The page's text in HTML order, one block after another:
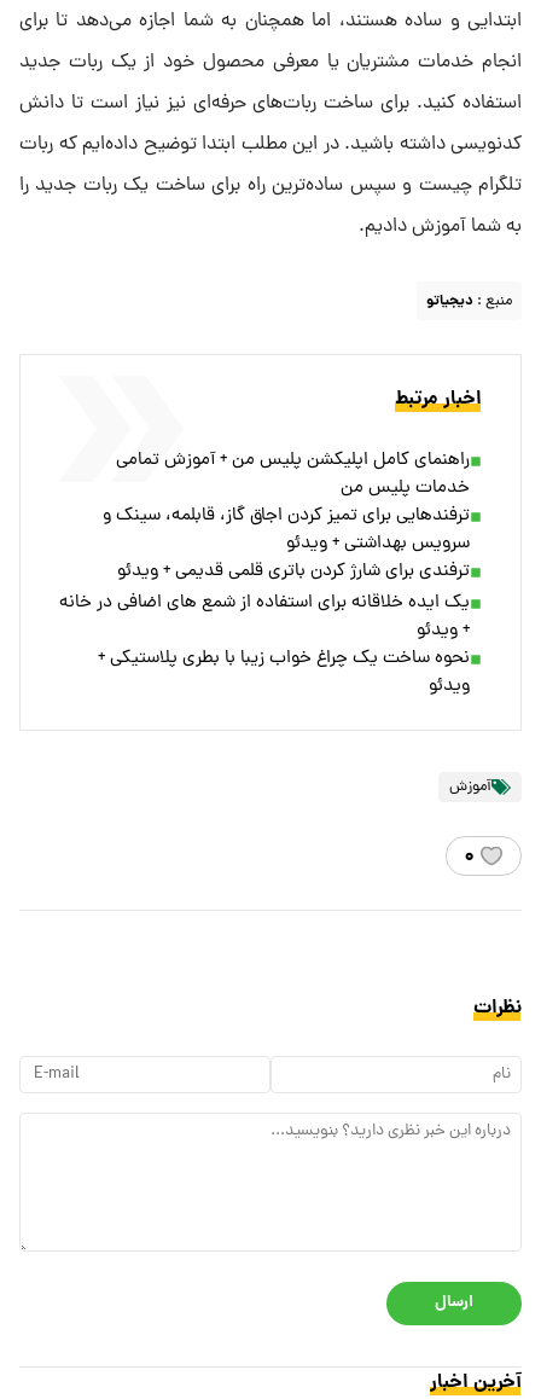
ابتدایی و ساده هستند، اما همچنان به شما اجازه می‌دهد تا برای
انجام خدمات مشتریان یا معرفی محصول خود از یک ربات جدید
استفاده کنید. برای ساخت ربات‌های حرفه‌ای نیز نیاز است تا دانش
کدنویسی داشته باشید. در این مطلب ابتدا توضیح داده‌ایم که ربات
تلگرام چیست و سپس ساده‌ترین راه برای ساخت یک ربات جدید را
به شما آموزش دادیم.
منبع : دیجیاتو
اخبار مرتبط
راهنمای کامل اپلیکشن پلیس من + آموزش تمامی
خدمات پلیس من
ترفندهایی برای تمیز کردن اجاق گاز، قابلمه، سینک و
سرویس بهداشتی + ویدئو
ترفندی برای شارژ کردن باتری قلمی قدیمی + ویدئو
یک ایده خلاقانه برای استفاده از شمع های اضافی در خانه
+ ویدئو
نحوه ساخت یک چراغ خواب زیبا با بطری پلاستیکی +
ویدئو
آموزش
۰
نظرات
ارسال
آخرین اخبار